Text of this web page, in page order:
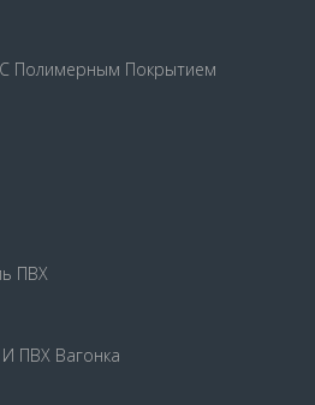
Полимерным Покрытием
ПВХ
ПВХ Вагонка